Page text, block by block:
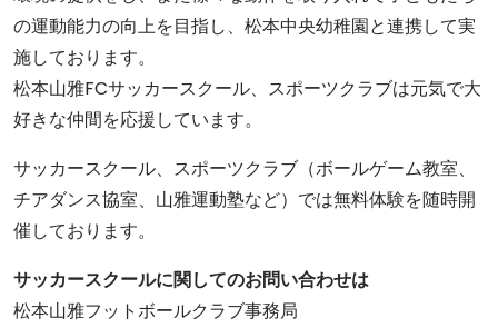
の運動能力の向上を目指し、松本中央幼稚園と連携して実
施しております。
松本山雅FCサッカースクール、スポーツクラブは元気で大
好きな仲間を応援しています。
サッカースクール、スポーツクラブ（ボールゲーム教室、
チアダンス協室、山雅運動塾など）では無料体験を随時開
催しております。
サッカースクールに関してのお問い合わせは
松本山雅フットボールクラブ事務局